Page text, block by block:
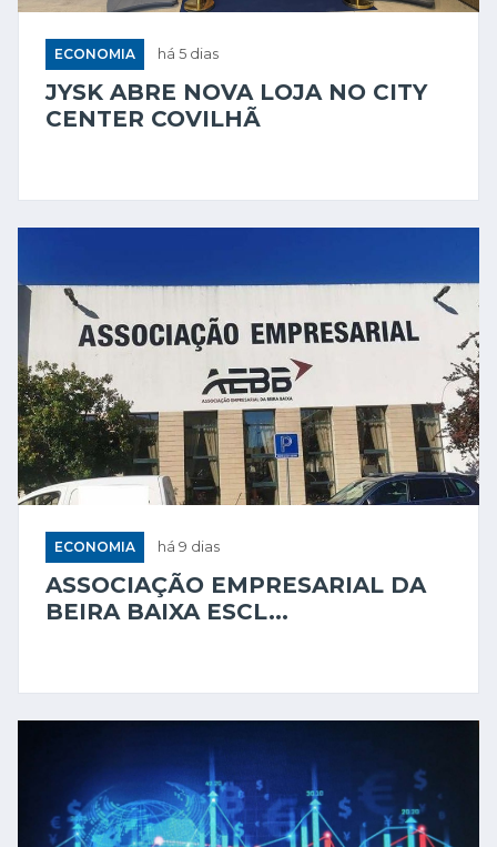
ECONOMIA há 5 dias
JYSK ABRE NOVA LOJA NO CITY
CENTER COVILHÃ
ECONOMIA há 9 dias
ASSOCIAÇÃO EMPRESARIAL DA
BEIRA BAIXA ESCL...